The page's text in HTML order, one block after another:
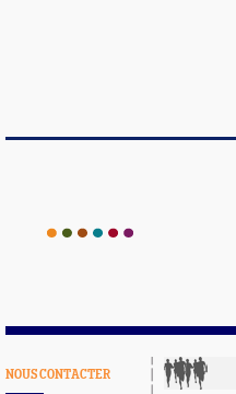
NOUS CONTACTER